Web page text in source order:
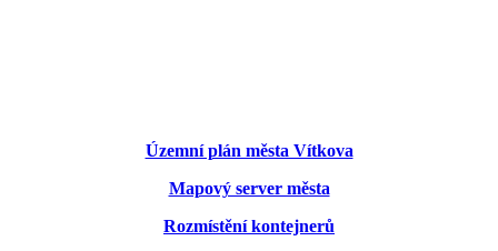
Územní plán města Vítkova
Mapový server města
Rozmístění kontejnerů